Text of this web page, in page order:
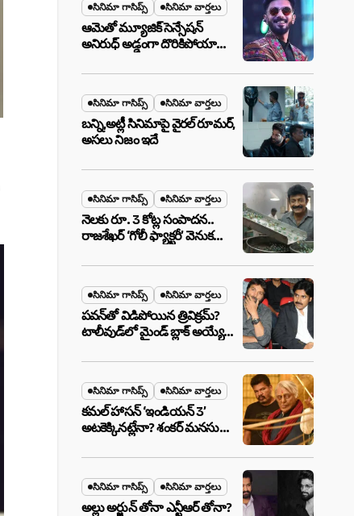
సినిమా గాసిప్స్ సినిమా వార్తలు
ఆమెతో మ్యూజిక్ సెన్సేషన్
అనిరుధ్ అడ్డంగా దొరికిపోయారా?
మేటర్!
సినిమా గాసిప్స్ సినిమా వార్తలు
బన్ని,అట్లీ సినిమాపై వైరల్ రూమర్,
అసలు నిజం ఇదే
సినిమా గాసిప్స్ సినిమా వార్తలు
నెలకు రూ. 3 కోట్ల సంపాదన..
రాజశేఖర్ ‘గోలీ ఫ్యాక్టరీ’ వెనుక
సినిమా గాసిప్స్ సినిమా వార్తలు
పవన్‌తో విడిపోయిన త్రివిక్రమ్?
టాలీవుడ్‌లో మైండ్ బ్లాక్ అయ్యే
సినిమా గాసిప్స్ సినిమా వార్తలు
కమల్ హాసన్ ‘ఇండియన్ 3’
అటకెక్కినట్లేనా? శంకర్ మనసులో
జరుగుతోంది!
సినిమా గాసిప్స్ సినిమా వార్తలు
అల్లు అర్జున్ తోనా ఎన్టీఆర్ తోనా?